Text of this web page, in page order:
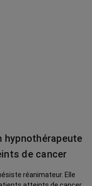
hypnothérapeute
de cancer
réanimateur. Elle